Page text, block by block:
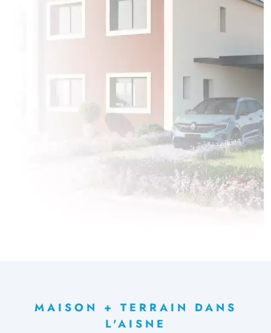
MAISON + TERRAIN DANS
L'AISNE